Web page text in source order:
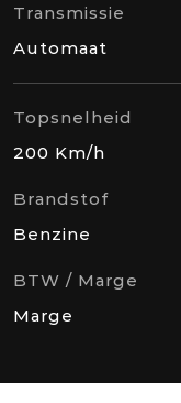
Transmissie
Automaat
Topsnelheid
200 Km/h
Brandstof
Benzine
BTW / Marge
Marge